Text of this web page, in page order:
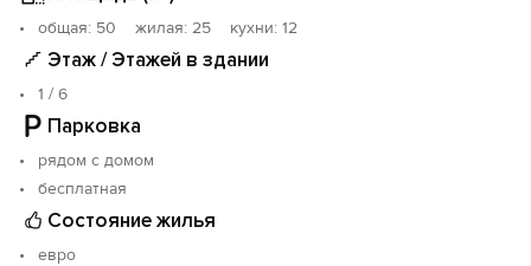
Здесь вы сможете наслаждаться активным отдыхом в
горах или расслабляющими днями на пляже. Более
200 видов растений в Форосском парке создают
атмосферу здоровья и гармонии.
- 500 м до FOROS WELLNESS PARK
- 15 км до Mriya Resort SPA 5*
- 30 км до знаменитых дворцов Крыма:
Воронцовского, Ливадийского и других.
oбщая: 50 жилая: 25 кухни: 12
Этаж / Этажей в здании
1 / 6
Парковка
рядом с домом
бесплатная
Состояние жилья
евро